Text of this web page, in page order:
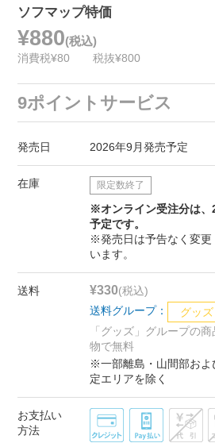
ソフマップ特価
¥880(税込)
消費税¥80 税抜¥800
9ポイントサービス
発売日 2026年9月発売予定
在庫 限定数終了
※オンライン受注分は
予定です。
※発売日は予告なく変更
います。
送料 ¥330(税込)
送料グループ：
グッズ
「グッズ」グループの
物で無料
※一部離島・山間部およ
定エリアを除く
お支払い
方法